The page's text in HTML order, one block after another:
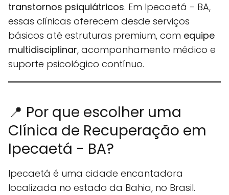
transtornos psiquiátricos. Em Ipecaetá - BA,
essas clínicas oferecem desde serviços
básicos até estruturas premium, com equipe
multidisciplinar, acompanhamento médico e
suporte psicológico contínuo.
📍 Por que escolher uma
Clínica de Recuperação em
Ipecaetá - BA?
Ipecaetá é uma cidade encantadora
localizada no estado da Bahia, no Brasil.